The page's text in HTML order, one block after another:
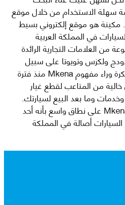
سهلة الاستخدام من خلال موقع
مكينة هو موقع إلكتروني بسيط
في المملكة العربية
العلامات التجارية الرائدة
ولكزس وتويوتا على سبيل
المثال لا الحصر. نشأت الفكرة وراء مفهوم Mkena منذ فترة
من المتاعب لقطع غيار
وخدمات وما بعد البيع لسيارتك.
ومنذ ذلك الحين ، اشتهر Mkena على نطاق واسع بأنه أحد
أصالة في المملكة